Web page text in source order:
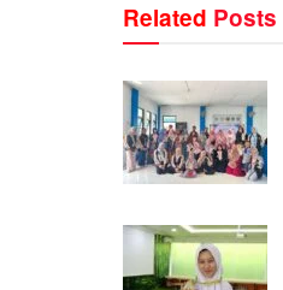
Related Posts